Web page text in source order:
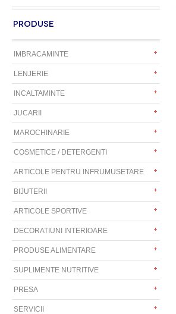
PRODUSE
IMBRACAMINTE
LENJERIE
INCALTAMINTE
JUCARII
MAROCHINARIE
COSMETICE / DETERGENTI
ARTICOLE PENTRU INFRUMUSETARE
BIJUTERII
ARTICOLE SPORTIVE
DECORATIUNI INTERIOARE
PRODUSE ALIMENTARE
SUPLIMENTE NUTRITIVE
PRESA
SERVICII